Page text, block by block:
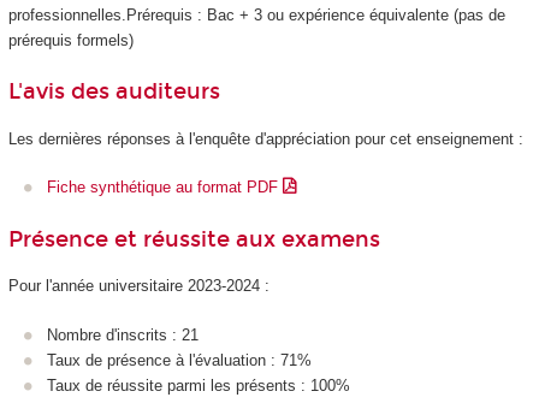
professionnelles.Prérequis : Bac + 3 ou expérience équivalente (pas de
prérequis formels)
L'avis des auditeurs
Les dernières réponses à l'enquête d'appréciation pour cet enseignement :
Fiche synthétique au format PDF
Présence et réussite aux examens
Pour l'année universitaire 2023-2024 :
Nombre d'inscrits : 21
Taux de présence à l'évaluation : 71%
Taux de réussite parmi les présents : 100%